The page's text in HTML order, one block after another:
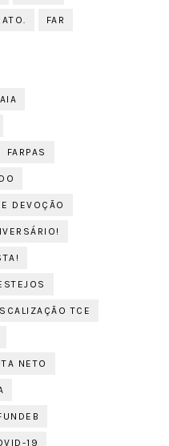
FAR
FARPAS
E DEVOÇÃO
TCE
NETO
19